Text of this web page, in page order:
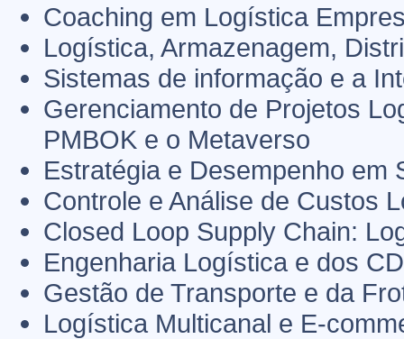
Coaching em Logística
Logística, Armazenagem,
Sistemas de informação e a
Gerenciamento de Projetos
PMBOK e o Metaverso
Estratégia e Desempenho em
Controle e Análise de Custos
Closed Loop Supply Chain:
Engenharia Logística e dos
Gestão de Transporte e da
Logística Multicanal e E-